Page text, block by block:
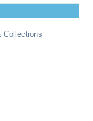
Collections